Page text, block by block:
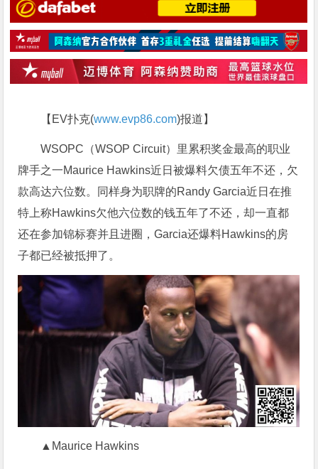
【EV扑克(www.evp86.com)报道】
WSOPC（WSOP Circuit）里累积奖金最高的职业
牌手之一Maurice Hawkins近日被爆料欠债五年不还，欠
款高达六位数。同样身为职牌的Randy Garcia近日在推
特上称Hawkins欠他六位数的钱五年了不还，却一直都
还在参加锦标赛并且进圈，Garcia还爆料Hawkins的房
子都已经被抵押了。
▲Maurice Hawkins